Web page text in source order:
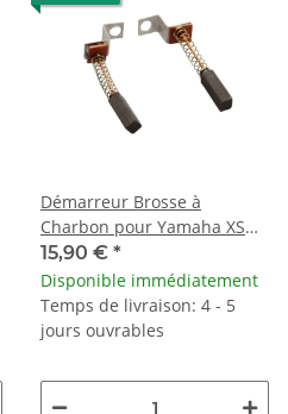
Démarreur Brosse à
Charbon pour Yamaha XS
650 /SE # 1980-1983 # 256-
81612-11
15,90 € *
Disponible immédiatement
Temps de livraison: 4 - 5
jours ouvrables